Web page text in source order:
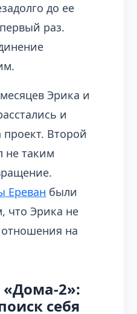
до ее
раз.
Эрика и
и
Второй
не таким
Ереван были
что Эрика не
отношения на
2»:
себя